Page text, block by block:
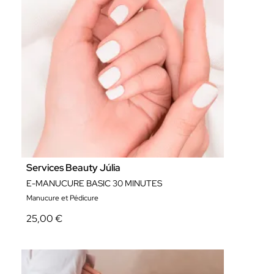
Services Beauty Júlia
E-MANUCURE BASIC 30 MINUTES
Manucure et Pédicure
25,00 €